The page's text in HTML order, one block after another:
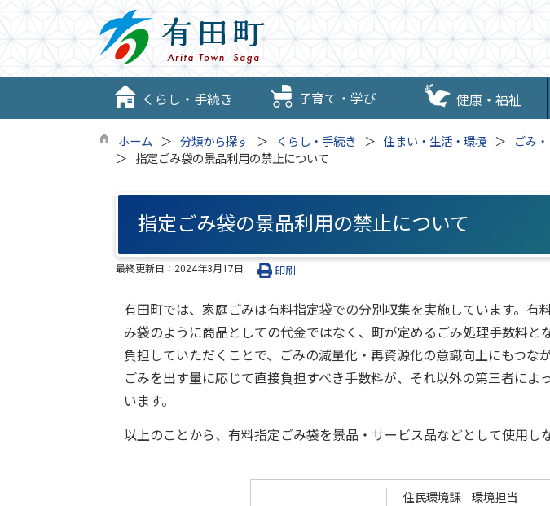
くらし・手続き 子育て・学び 健康・福祉
ホーム 分類から探す くらし・手続き 住まい・生活・環境 ごみ
指定ごみ袋の景品利用の禁止について
指定ごみ袋の景品利用の禁止について
最終更新日： 2024年3月17日 印刷
有田町では、家庭ごみは有料指定袋での分別収集を実施しています。有
み袋のように商品としての代金ではなく、町が定めるごみ処理手数料と
負担していただくことで、ごみの減量化・再資源化の意識向上にもつな
ごみを出す量に応じて直接負担すべき手数料が、それ以外の第三者によ
います。
以上のことから、有料指定ごみ袋を景品・サービス品などとして使用し
住民環境課 環境担当